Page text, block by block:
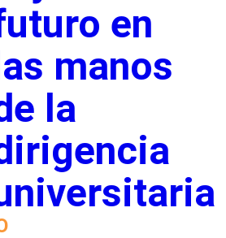
en
manos
la